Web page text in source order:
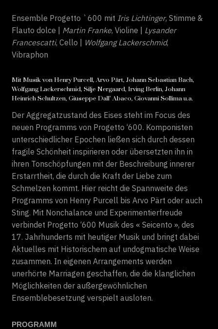
Ensemble Progetto `600 mit Iris Lichtinger, Stimme &
Flauto dolce | Martin Franke, Violine | Lysander
Francescatti, Cello | Wolfgang Lackerschmid,
Vibraphon
Mit Musik von Henry Purcell, Arvo Pärt, Johann Sebastian Bach,
Wolfgang Lackerschmid, Silje Nergaard, Irving Berlin, Johann
Heinrich Schultzen, Giuseppe Dall’ Abaco, Giovanni Sollima u.a.
Der Aggregatzustand des Eises steht im Focus des
neuen Programms von Progetto ‘600. Komponisten
unterschiedlicher Epochen ließen sich durch dessen
fragile Schönheit inspirieren oder übersetzten ihn in
ihren Tonschöpfungen mit der Beschreibung innerer
Erstarrtheit, die durch die Kraft der Liebe zum
Schmelzen kommt. Hier reicht die Spannweite des
Programms von Henry Purcell bis Arvo Pärt oder auch
Sting. Mit Nonchalance und Experimentierfreude
verbindet Progetto ‘600 Musik des « Seicento », des
17. Jahrhunderts mit heutiger Musik und bringt dabei
Aktuelles mit Historischem auf undogmatische Weise
zusammen. In eigenen Arrangements werden
unerhörte Marriagen geschaffen, die die klanglichen
Möglichkeiten der außergewöhnlichen
Ensemblebesetzung verspielt ausloten.
PROGRAMM